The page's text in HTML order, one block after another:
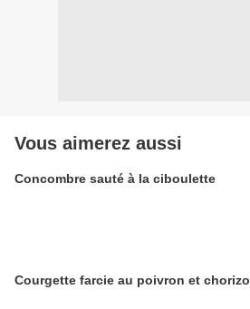
Vous aimerez aussi
Concombre sauté à la ciboulette
Courgette farcie au poivron et chorizo